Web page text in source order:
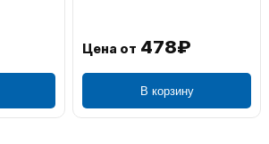
Цена от 478₽
В корзину